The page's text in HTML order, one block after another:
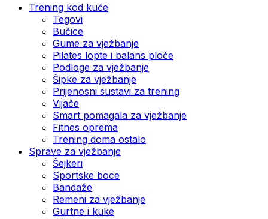
Trening kod kuće
Tegovi
Bučice
Gume za vježbanje
Pilates lopte i balans ploče
Podloge za vježbanje
Šipke za vježbanje
Prijenosni sustavi za trening
Vijače
Smart pomagala za vježbanje
Fitnes oprema
Trening doma ostalo
Sprave za vježbanje
Šejkeri
Sportske boce
Bandaže
Remeni za vježbanje
Gurtne i kuke